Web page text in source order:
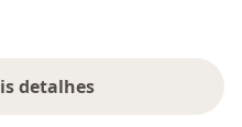
detalhes
a experiência